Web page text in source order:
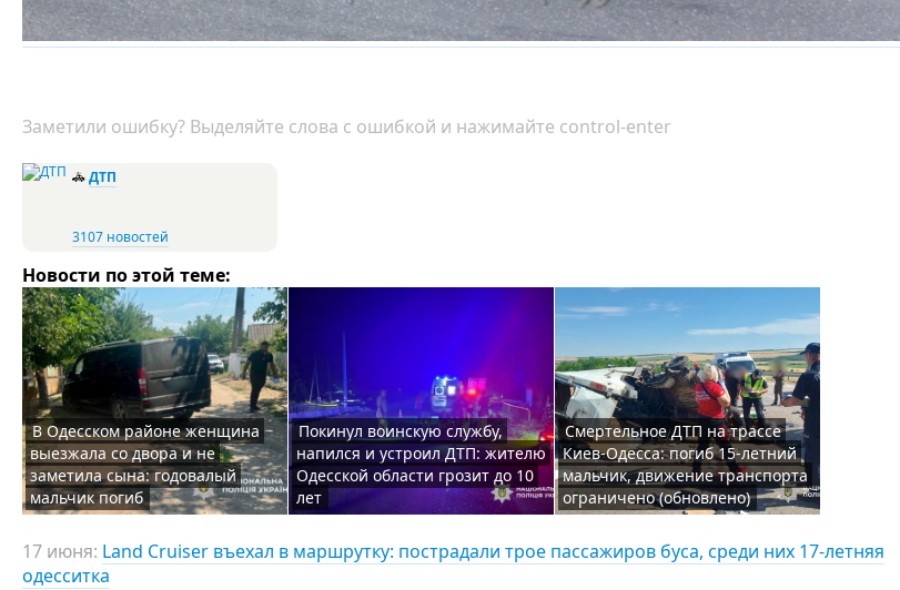
Заметили ошибку? Выделяйте слова с ошибкой и нажимайте control-enter
🚓ДТП
3107 новостей
Новости по этой теме:
В Одесском районе женщина
выезжала со двора и не
заметила сына: годовалый
мальчик погиб
Покинул воинскую службу,
напился и устроил ДТП: жителю
Одесской области грозит до 10
лет
Смертельное ДТП на трассе
Киев-Одесса: погиб 15-летний
мальчик, движение транспорта
ограничено (обновлено)
17 июня: Land Cruiser въехал в маршрутку: пострадали трое пассажиров буса, среди них 17-летняя
одесситка